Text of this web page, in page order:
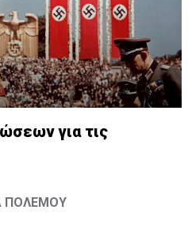
για τις
ΠΟΛΕΜΟΥ